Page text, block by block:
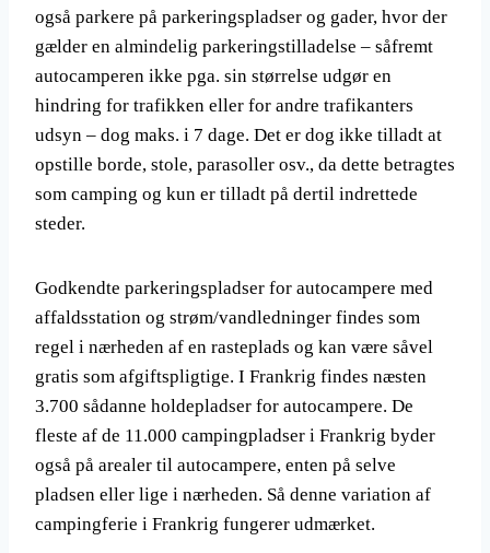
også parkere på parkeringspladser og gader, hvor der
gælder en almindelig parkeringstilladelse – såfremt
autocamperen ikke pga. sin størrelse udgør en
hindring for trafikken eller for andre trafikanters
udsyn – dog maks. i 7 dage. Det er dog ikke tilladt at
opstille borde, stole, parasoller osv., da dette betragtes
som camping og kun er tilladt på dertil indrettede
steder.
Godkendte parkeringspladser for autocampere med
affaldsstation og strøm/vandledninger findes som
regel i nærheden af en rasteplads og kan være såvel
gratis som afgiftspligtige. I Frankrig findes næsten
3.700 sådanne holdepladser for autocampere. De
fleste af de 11.000 campingpladser i Frankrig byder
også på arealer til autocampere, enten på selve
pladsen eller lige i nærheden. Så denne variation af
campingferie i Frankrig fungerer udmærket.